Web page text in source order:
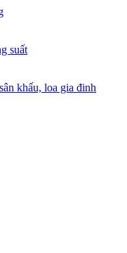
suất
khấu, loa gia đinh